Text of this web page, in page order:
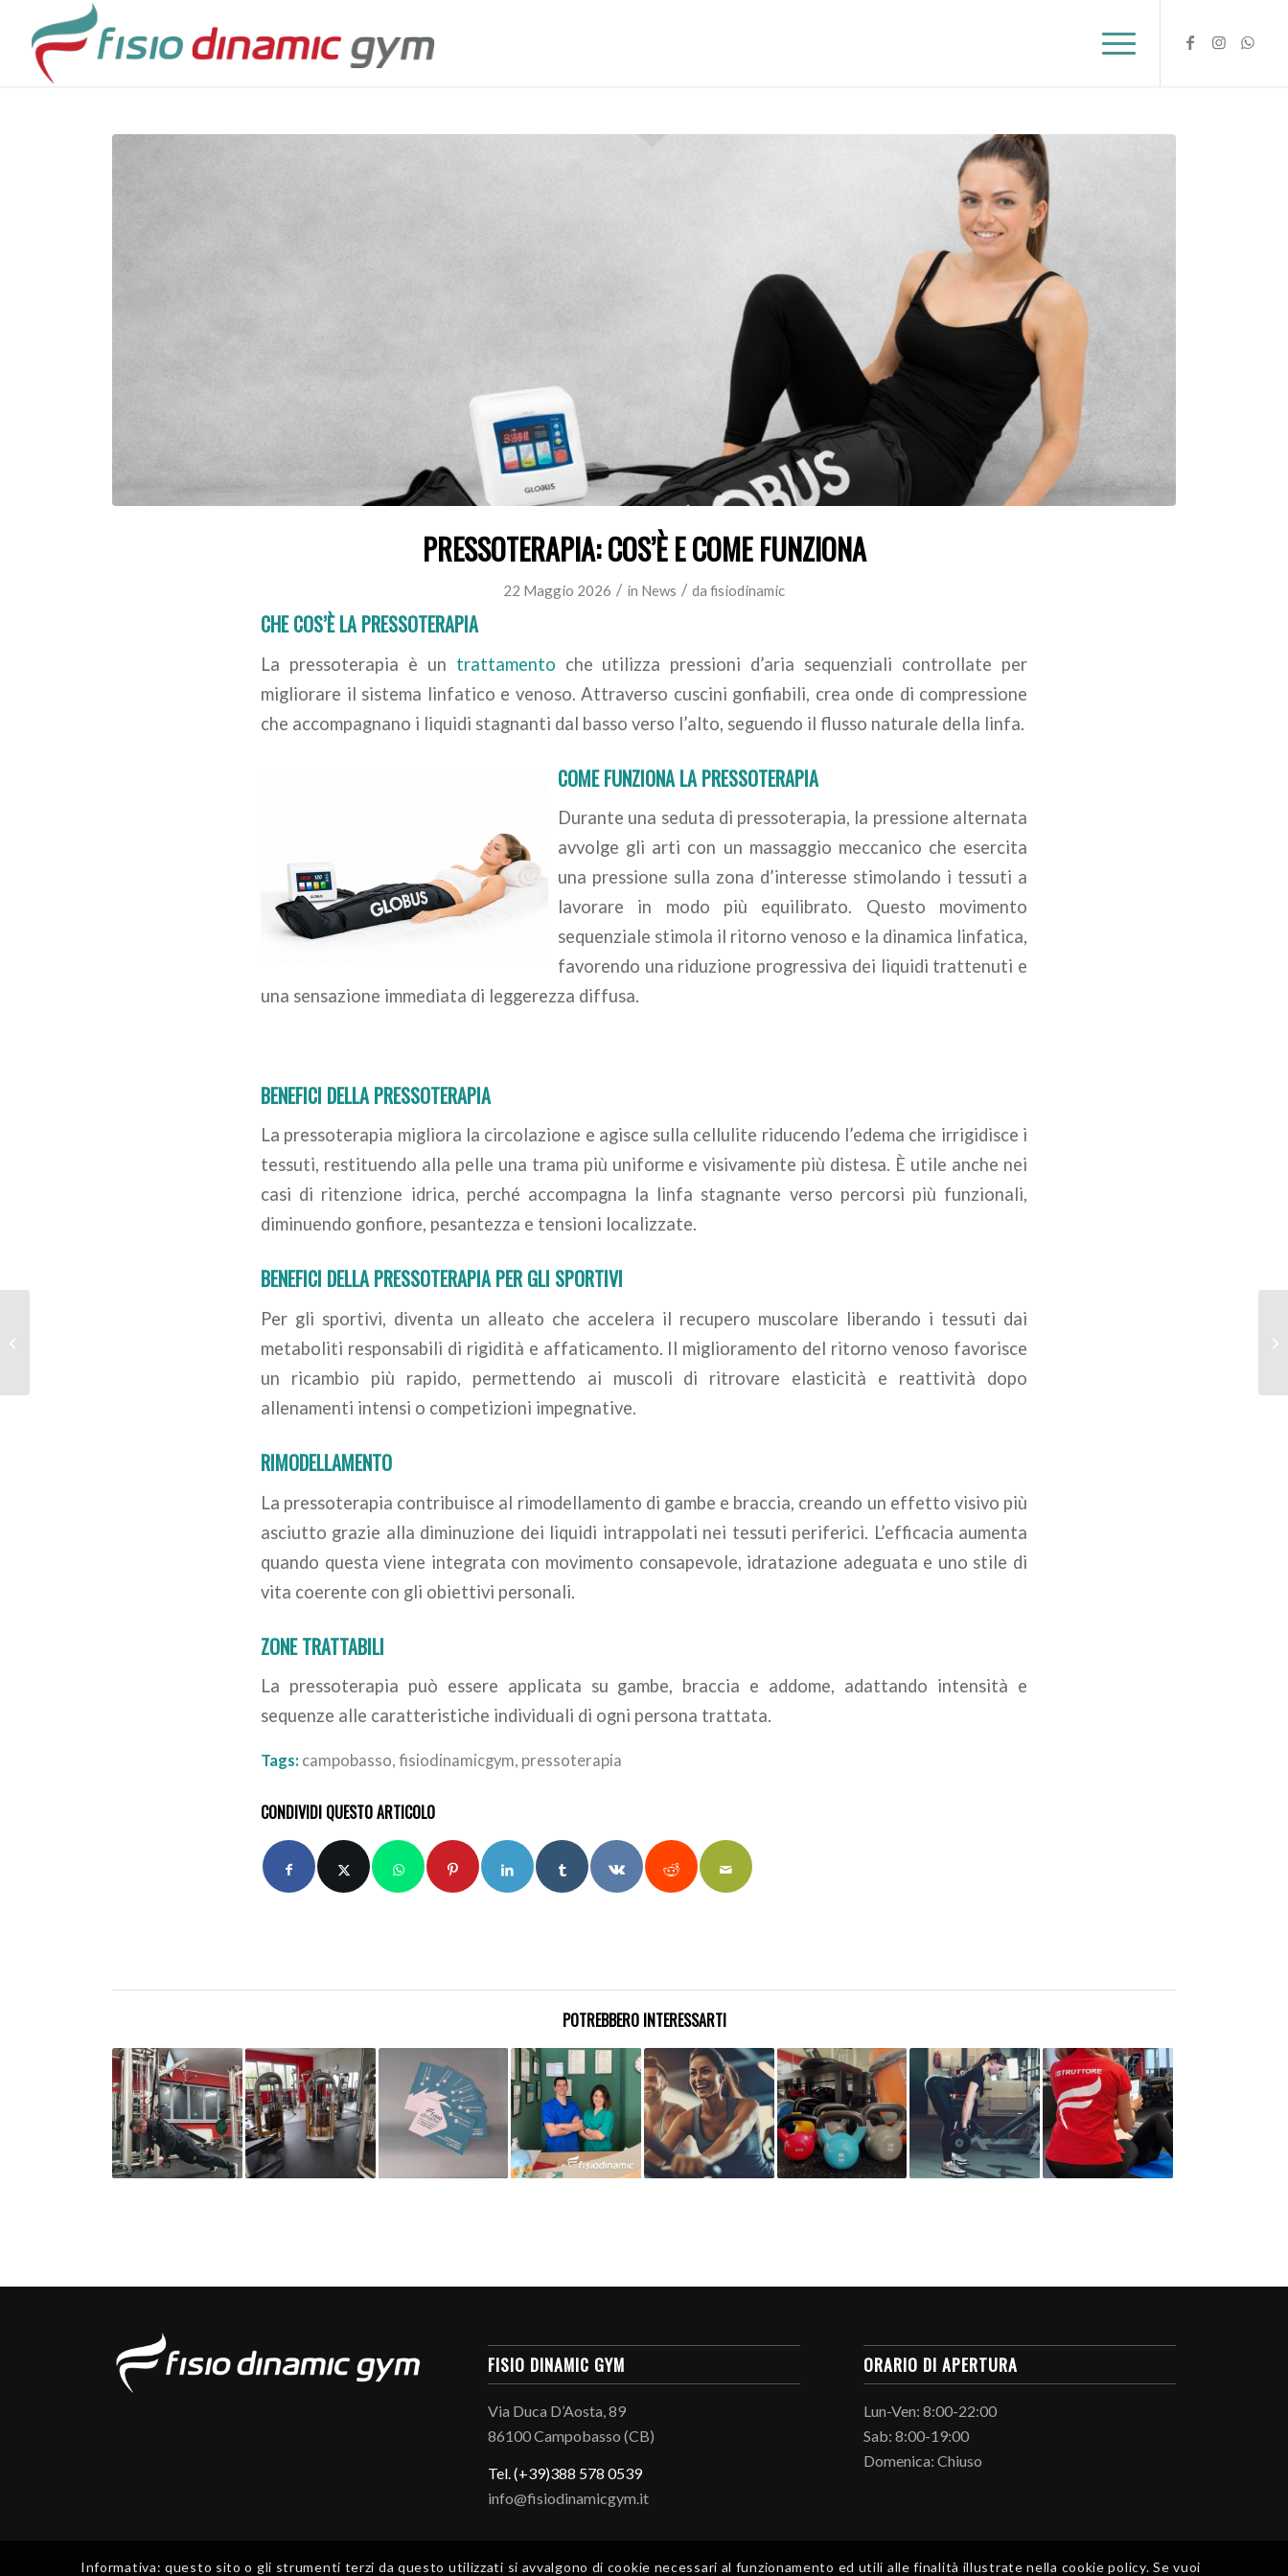
PRESSOTERAPIA: COS’È E COME FUNZIONA
22 Maggio 2026 / in News / da fisiodinamic
CHE COS’È LA PRESSOTERAPIA
La pressoterapia è un trattamento che utilizza pressioni d’aria sequenziali controllate per
migliorare il sistema linfatico e venoso. Attraverso cuscini gonfiabili, crea onde di compressione
che accompagnano i liquidi stagnanti dal basso verso l’alto, seguendo il flusso naturale della linfa.
COME FUNZIONA LA PRESSOTERAPIA
Durante una seduta di pressoterapia, la pressione alternata
avvolge gli arti con un massaggio meccanico che esercita
una pressione sulla zona d’interesse stimolando i tessuti a
lavorare in modo più equilibrato. Questo movimento
sequenziale stimola il ritorno venoso e la dinamica linfatica,
favorendo una riduzione progressiva dei liquidi trattenuti e
una sensazione immediata di leggerezza diffusa.
BENEFICI DELLA PRESSOTERAPIA
La pressoterapia migliora la circolazione e agisce sulla cellulite riducendo l’edema che irrigidisce i
tessuti, restituendo alla pelle una trama più uniforme e visivamente più distesa. È utile anche nei
casi di ritenzione idrica, perché accompagna la linfa stagnante verso percorsi più funzionali,
diminuendo gonfiore, pesantezza e tensioni localizzate.
BENEFICI DELLA PRESSOTERAPIA PER GLI SPORTIVI
Per gli sportivi, diventa un alleato che accelera il recupero muscolare liberando i tessuti dai
metaboliti responsabili di rigidità e affaticamento. Il miglioramento del ritorno venoso favorisce
un ricambio più rapido, permettendo ai muscoli di ritrovare elasticità e reattività dopo
allenamenti intensi o competizioni impegnative.
RIMODELLAMENTO
La pressoterapia contribuisce al rimodellamento di gambe e braccia, creando un effetto visivo più
asciutto grazie alla diminuzione dei liquidi intrappolati nei tessuti periferici. L’efficacia aumenta
quando questa viene integrata con movimento consapevole, idratazione adeguata e uno stile di
vita coerente con gli obiettivi personali.
ZONE TRATTABILI
La pressoterapia può essere applicata su gambe, braccia e addome, adattando intensità e
sequenze alle caratteristiche individuali di ogni persona trattata.
Tags: campobasso, fisiodinamicgym, pressoterapia
CONDIVIDI QUESTO ARTICOLO
POTREBBERO INTERESSARTI
FISIO DINAMIC GYM
Via Duca D’Aosta, 89
86100 Campobasso (CB)
Tel. (+39)388 578 0539
info@fisiodinamicgym.it
ORARIO DI APERTURA
Lun-Ven: 8:00-22:00
Sab: 8:00-19:00
Domenica: Chiuso
Informativa: questo sito o gli strumenti terzi da questo utilizzati si avvalgono di cookie necessari al funzionamento ed utili alle finalità illustrate nella cookie policy. Se vuoi